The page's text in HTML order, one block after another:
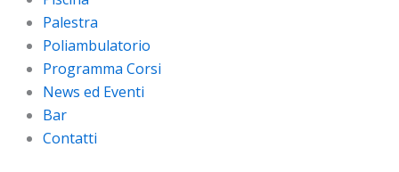
Palestra
Poliambulatorio
Programma Corsi
News ed Eventi
Bar
Contatti